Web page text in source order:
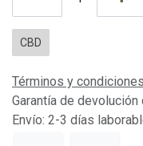
CBD
Términos y condiciones
Garantía de devolución
Envío: 2-3 días